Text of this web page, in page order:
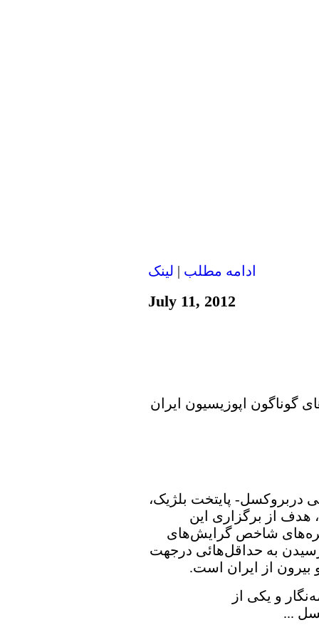
ادامه مطلب | لينک
July 11, 2012
گوناگون اپوزیسیون ایران
دربروکسل- پایتخت بلژیک،
هدف از برگزاری این
شاخص گرایش‌های
به حداقل‌هائی درجهت
از ایران است.
و یکی از
...